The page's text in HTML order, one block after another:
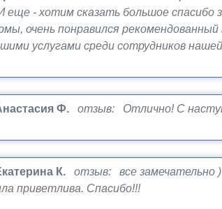
- хотим сказать большое спасибо
очень понравился
услугами среди сотрудников
Ф.
отзыв: Отлично! С
К.
отзыв: все замечательно
приветлива. Спасибо!!!